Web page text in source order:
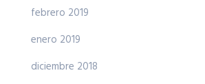
febrero 2019
enero 2019
diciembre 2018